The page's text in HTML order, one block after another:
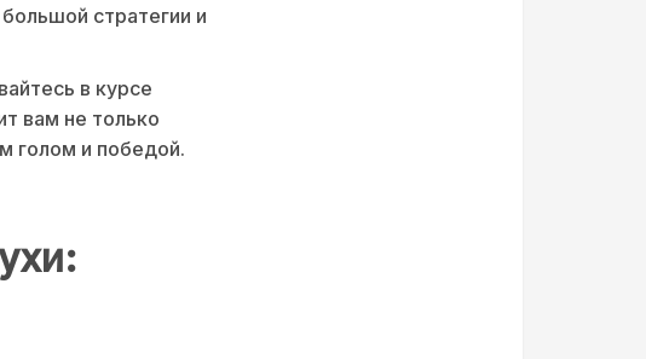
стратегии и
в курсе
вам не только
голом и победой.